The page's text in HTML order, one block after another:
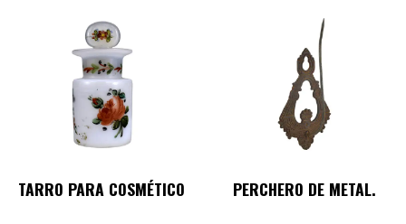
TARRO PARA COSMÉTICO PERCHERO DE METAL.